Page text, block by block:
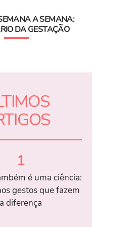
A SEMANA:
DA GESTAÇÃO
1
é uma ciência:
gestos que fazem
a diferença